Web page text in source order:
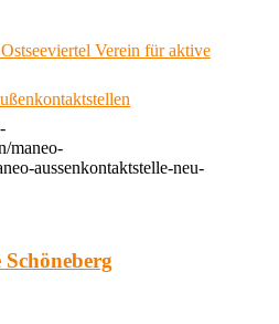
Verein für aktive
maneo-
aussenkontaktstelle-neu-